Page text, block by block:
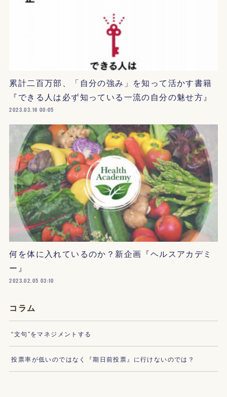
累計二百万部、「自分の強み」を知って活かす書籍
『できる人は必ず知っている一流の自分の魅せ方』
2023.03.16 00:05
何を体に入れているのか？新企画『ヘルスアカデミ
ー』
2023.02.05 03:10
コラム
“文句”をマネジメントする
投票率が低いのではなく『期日前投票』に行けないのでは？